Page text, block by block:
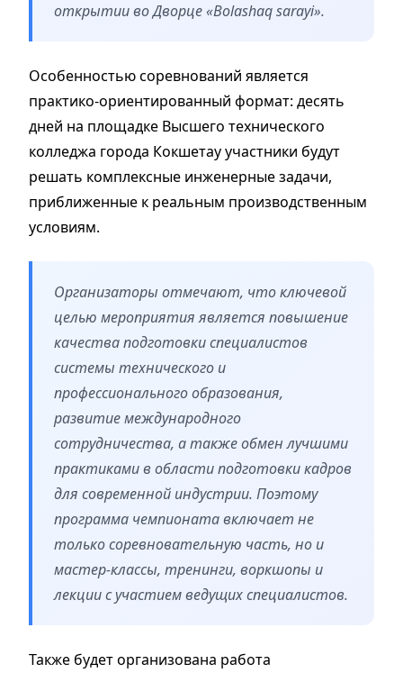
открытии во Дворце «Bolashaq sarayi».
Особенностью соревнований является
практико-ориентированный формат: десять
дней на площадке Высшего технического
колледжа города Кокшетау участники будут
решать комплексные инженерные задачи,
приближенные к реальным производственным
условиям.
Организаторы отмечают, что ключевой
целью мероприятия является повышение
качества подготовки специалистов
системы технического и
профессионального образования,
развитие международного
сотрудничества, а также обмен лучшими
практиками в области подготовки кадров
для современной индустрии. Поэтому
программа чемпионата включает не
только соревновательную часть, но и
мастер-классы, тренинги, воркшопы и
лекции с участием ведущих специалистов.
Также будет организована работа